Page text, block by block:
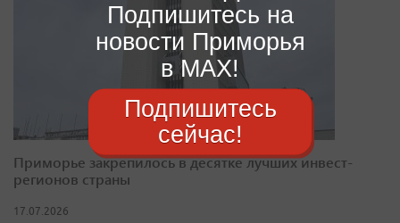
Приморье закрепилось в десятке лучших инвест-
регионов страны
17.07.2026
Подпишитесь на
новости Приморья
в MAX!
Подпишитесь
сейчас!